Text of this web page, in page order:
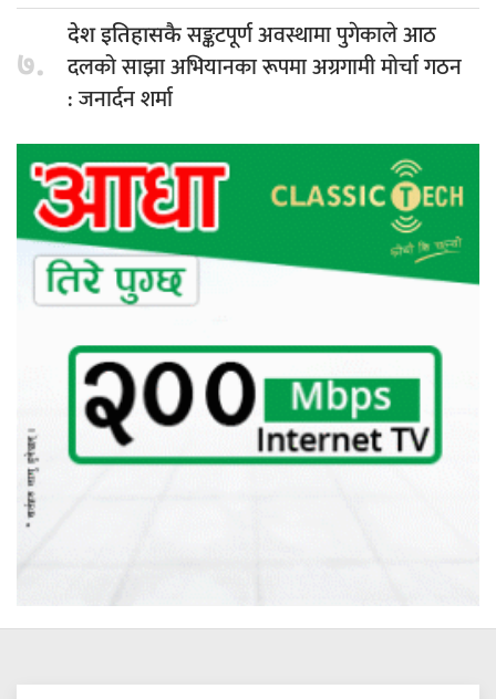
७.
देश इतिहासकैसङ्कटपूर्ण अवस्थामा पुगेकाले आठ
दलको साझा अभियानका रूपमा अग्रगामी मोर्चा गठन
: जनार्दन शर्मा